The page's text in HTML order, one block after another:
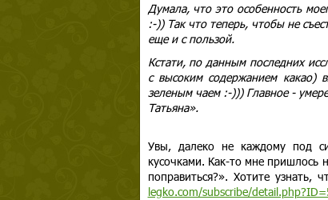
Думала, что это особенность
:-)) Так что теперь, чтобы не
еще и с пользой.
Кстати, по данным последних
с высоким содержанием какао)
зеленым чаем :-))) Главное -
Татьяна».
Увы, далеко не каждому под
кусочками. Как-то мне пришлось
поправиться?». Хотите узнать,
legko.com/subscribe/